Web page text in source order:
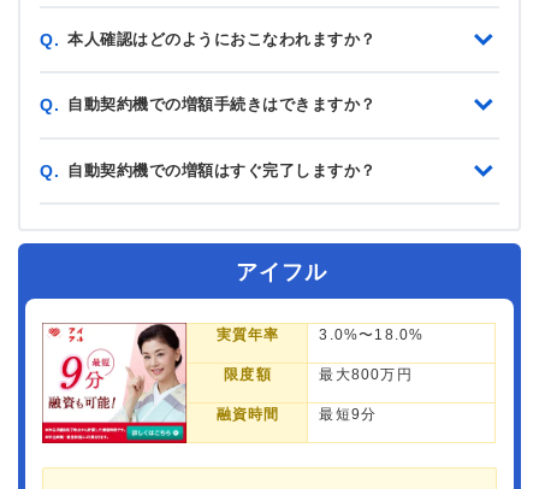
Q. 本人確認はどのようにおこなわれますか？
Q. 自動契約機での増額手続きはできますか？
Q. 自動契約機での増額はすぐ完了しますか？
アイフル
実質年率 3.0%〜18.0%
限度額 最大800万円
融資時間 最短9分